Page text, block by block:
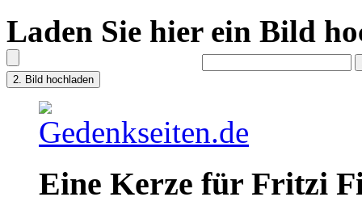
Laden Sie hier ein Bild
Eine Kerze für Fritzi